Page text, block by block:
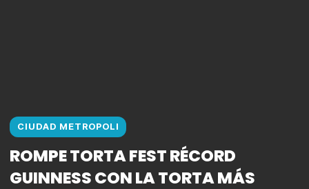
CIUDAD METROPOLI
ROMPE TORTA FEST RÉCORD
GUINNESS CON LA TORTA MÁS